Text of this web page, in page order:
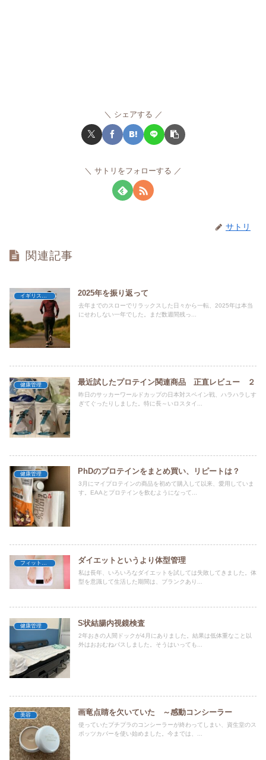
シェアする
サトリをフォローする
サトリ
関連記事
イギリス暮らし 2025年を振り返って
去年までのスローでリラックスした日々から一転、2025年は本当
にせわしない一年でした。まだ数週間残っ...
健康管理 最近試したプロテイン関連商品 正直レビュー ２
昨日のサッカーワールドカップの日本対スペイン戦、ハラハラしす
ぎてぐったりしました。特に長～いロスタイ...
健康管理 PhDのプロテインをまとめ買い、リピートは？
3月にマイプロテインの商品を初めて購入して以来、愛用していま
す。EAAとプロテインを飲むようになって...
フィットネス ダイエットというより体型管理
私は長年、いろいろなダイエットを試しては失敗してきました。体
型を意識して生活した期間は、ブランクあり...
健康管理 S状結腸内視鏡検査
2年おきの人間ドックが4月にありました。結果は低体重なこと以
外はおおむねパスしました。そうはいっても...
美容 画竜点睛を欠いていた ～感動コンシーラー
使っていたプチプラのコンシーラーが終わってしまい、資生堂のス
ポッツカバーを使い始めました。今までは、...